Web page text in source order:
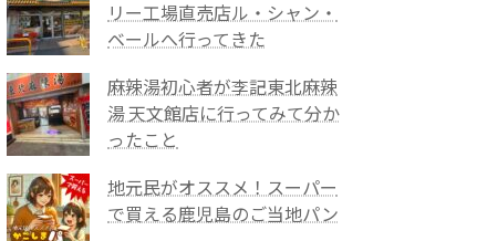
リー工場直売店ル・シャン・
ベールへ行ってきた
麻辣湯初心者が李記東北麻辣
湯 天文館店に行ってみて分か
ったこと
地元民がオススメ！スーパー
で買える鹿児島のご当地パン